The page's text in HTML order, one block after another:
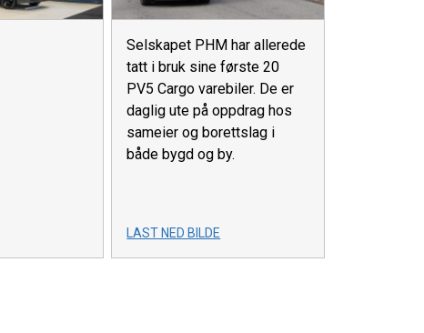
Selskapet PHM har allerede
tatt i bruk sine første 20
PV5 Cargo varebiler. De er
daglig ute på oppdrag hos
sameier og borettslag i
både bygd og by.
LAST NED BILDE